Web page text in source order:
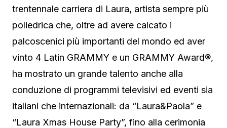
trentennale carriera di Laura, artista sempre più
poliedrica che, oltre ad avere calcato i
palcoscenici più importanti del mondo ed aver
vinto 4 Latin GRAMMY e un GRAMMY Award®,
ha mostrato un grande talento anche alla
conduzione di programmi televisivi ed eventi sia
italiani che internazionali: da “Laura&Paola” e
“Laura Xmas House Party”, fino alla cerimonia